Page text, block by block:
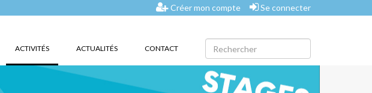
Créer mon compte Se connecter
ACTIVITÉS(CURRENT)ACTUALITÉS CONTACT